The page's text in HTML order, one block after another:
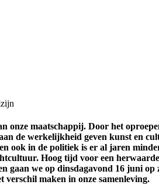
onze maatschappij. Door het
de werkelijkheid geven kunst en
ook in de politiek is er al jaren
Hoog tijd voor een
gaan we op dinsdagavond 16 juni op
maken in onze samenleving.